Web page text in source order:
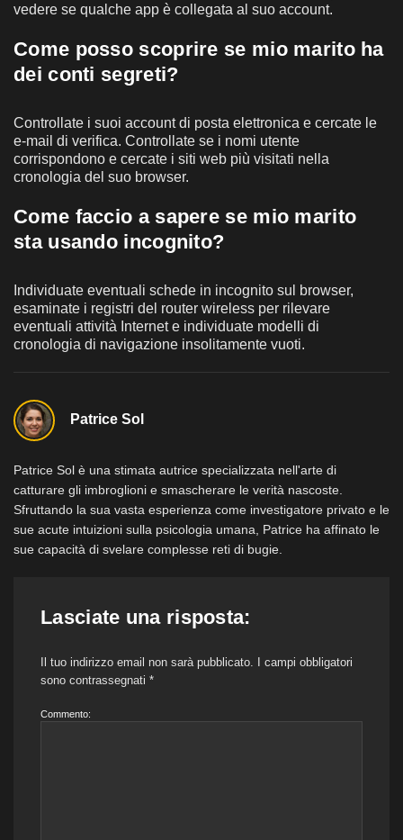
vedere se qualche app è collegata al suo account.
Come posso scoprire se mio marito ha
dei conti segreti?
Controllate i suoi account di posta elettronica e cercate le
e-mail di verifica. Controllate se i nomi utente
corrispondono e cercate i siti web più visitati nella
cronologia del suo browser.
Come faccio a sapere se mio marito
sta usando incognito?
Individuate eventuali schede in incognito sul browser,
esaminate i registri del router wireless per rilevare
eventuali attività Internet e individuate modelli di
cronologia di navigazione insolitamente vuoti.
Patrice Sol
Patrice Sol è una stimata autrice specializzata nell'arte di
catturare gli imbroglioni e smascherare le verità nascoste.
Sfruttando la sua vasta esperienza come investigatore privato e le
sue acute intuizioni sulla psicologia umana, Patrice ha affinato le
sue capacità di svelare complesse reti di bugie.
Lasciate una risposta:
Il tuo indirizzo email non sarà pubblicato. I campi obbligatori
sono contrassegnati *
Commento: